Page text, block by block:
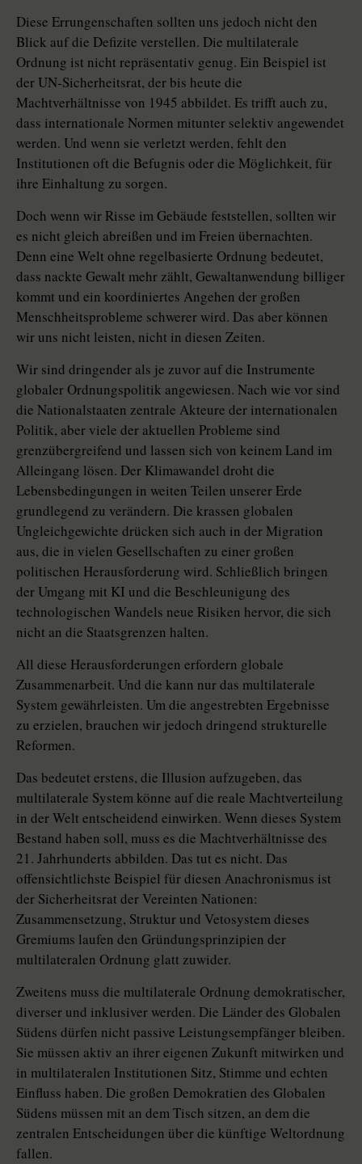
Diese Errungenschaften sollten uns jedoch nicht den
Blick auf die Defizite verstellen. Die multilaterale
Ordnung ist nicht repräsentativ genug. Ein Beispiel ist
der UN-Sicherheitsrat, der bis heute die
Machtverhältnisse von 1945 abbildet. Es trifft auch zu,
dass internationale Normen mitunter selektiv angewendet
werden. Und wenn sie verletzt werden, fehlt den
Institutionen oft die Befugnis oder die Möglichkeit, für
ihre Einhaltung zu sorgen.
Doch wenn wir Risse im Gebäude feststellen, sollten wir
es nicht gleich abreißen und im Freien übernachten.
Denn eine Welt ohne regelbasierte Ordnung bedeutet,
dass nackte Gewalt mehr zählt, Gewaltanwendung billiger
kommt und ein koordiniertes Angehen der großen
Menschheitsprobleme schwerer wird. Das aber können
wir uns nicht leisten, nicht in diesen Zeiten.
Wir sind dringender als je zuvor auf die Instrumente
globaler Ordnungspolitik angewiesen. Nach wie vor sind
die Nationalstaaten zentrale Akteure der internationalen
Politik, aber viele der aktuellen Probleme sind
grenzübergreifend und lassen sich von keinem Land im
Alleingang lösen. Der Klimawandel droht die
Lebensbedingungen in weiten Teilen unserer Erde
grundlegend zu verändern. Die krassen globalen
Ungleichgewichte drücken sich auch in der Migration
aus, die in vielen Gesellschaften zu einer großen
politischen Herausforderung wird. Schließlich bringen
der Umgang mit KI und die Beschleunigung des
technologischen Wandels neue Risiken hervor, die sich
nicht an die Staatsgrenzen halten.
All diese Herausforderungen erfordern globale
Zusammenarbeit. Und die kann nur das multilaterale
System gewährleisten. Um die angestrebten Ergebnisse
zu erzielen, brauchen wir jedoch dringend strukturelle
Reformen.
Das bedeutet erstens, die Illusion aufzugeben, das
multilaterale System könne auf die rea­le Machtverteilung
in der Welt entscheidend einwirken. Wenn dieses System
Bestand haben soll, muss es die Machtverhältnisse des
21. Jahrhunderts abbilden. Das tut es nicht. Das
offensichtlichste Beispiel für diesen Anachronismus ist
der Sicherheitsrat der Vereinten Nationen:
Zusammensetzung, Struktur und Vetosystem dieses
Gremiums laufen den Gründungsprinzipien der
multilateralen Ordnung glatt zuwider.
Zweitens muss die multilaterale Ordnung demokratischer,
diverser und inklusiver werden. Die Länder des Globalen
Südens dürfen nicht passive Leistungsempfänger bleiben.
Sie müssen aktiv an ihrer eigenen Zukunft mitwirken und
in multilateralen Institu­tio­nen Sitz, Stimme und echten
Einfluss haben. Die großen Demokratien des Globalen
Südens müssen mit an dem Tisch sitzen, an dem die
zentralen Entscheidungen über die künftige Weltordnung
fallen.